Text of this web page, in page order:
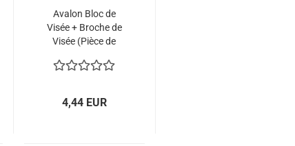
Avalon Bloc de
Visée + Broche de
Visée (Pièce de
pour Visée Tyro
4,44 EUR